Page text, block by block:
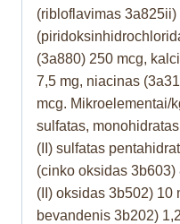
(ribloflavimas
(3a880) 250 mcg,
7,5 mg, niacinas
mcg. Mikroelementai/
sulfatas,
(II) sulfatas
(cinko oksidas
(II) oksidas 3b502) 10
bevandenis 3b202)